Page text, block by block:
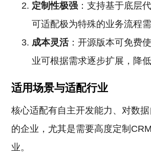
定制性极强 ：支持基于底层
可适配极为特殊的业务流程需
成本灵活：开源版本可免费
业可根据需求逐步扩展，降低
适用场景与适配行业
核心适配有自主开发能力、对数
的企业，尤其是需要高度定制
业。